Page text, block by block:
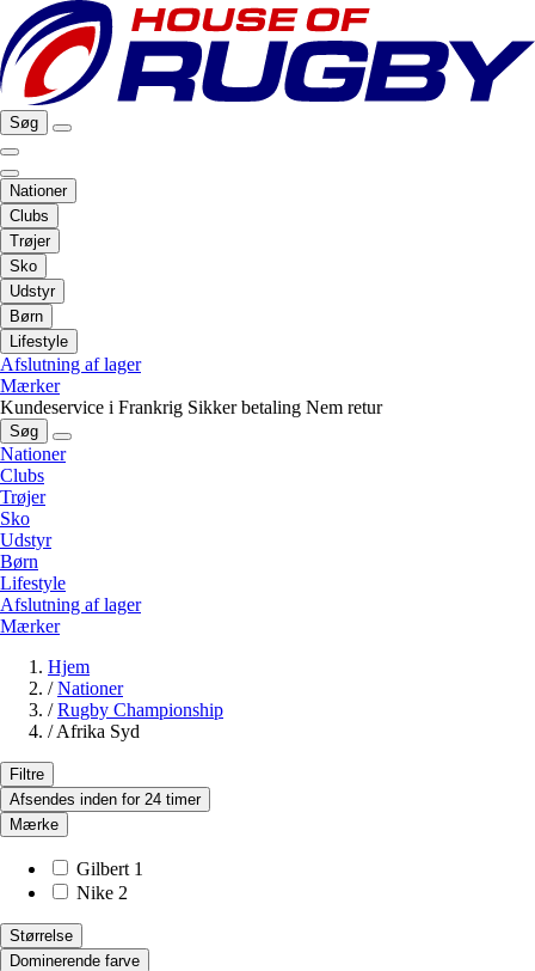
Søg
Nationer
Clubs
Trøjer
Sko
Udstyr
Børn
Lifestyle
Afslutning af lager
Mærker
Kundeservice i Frankrig Sikker betaling Nem retur
Søg
Nationer
Clubs
Trøjer
Sko
Udstyr
Børn
Lifestyle
Afslutning af lager
Mærker
Hjem
/ Nationer
/ Rugby Championship
/ Afrika Syd
Filtre
Afsendes inden for 24 timer
Mærke
Gilbert 1
Nike 2
Størrelse
Dominerende farve